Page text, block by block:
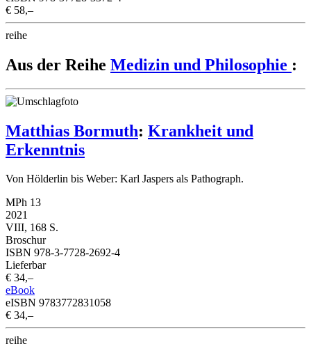
€ 58,–
reihe
Aus der Reihe Medizin und Philosophie :
Matthias Bormuth: Krankheit und
Erkenntnis
Von Hölderlin bis Weber: Karl Jaspers als Pathograph.
MPh 13
2021
VIII, 168 S.
Broschur
ISBN 978-3-7728-2692-4
Lieferbar
€ 34,–
eBook
eISBN 9783772831058
€ 34,–
reihe